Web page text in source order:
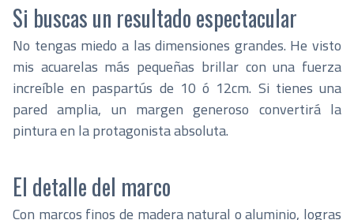
Si buscas un resultado espectacular
No tengas miedo a las dimensiones grandes. He visto
mis acuarelas más pequeñas brillar con una fuerza
increíble en paspartús de 10 ó 12cm. Si tienes una
pared amplia, un margen generoso convertirá la
pintura en la protagonista absoluta.
El detalle del marco
Con marcos finos de madera natural o aluminio, logras